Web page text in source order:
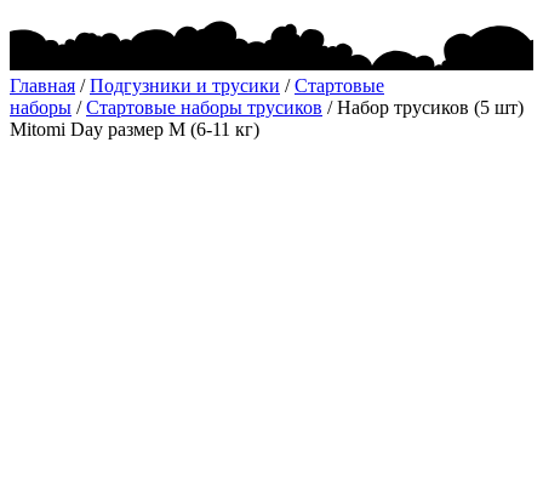
Главная /Подгузники и трусики /Стартовые
наборы /Стартовые наборы трусиков / Набор трусиков (5 шт)
Mitomi Day размер М (6-11 кг)